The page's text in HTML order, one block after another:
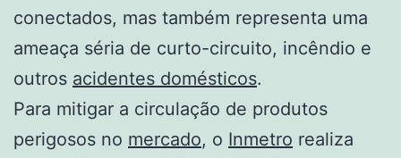
conectados, mas também representa uma
ameaça séria de curto-circuito, incêndio e
outros acidentes domésticos.
Para mitigar a circulação de produtos
perigosos no mercado, o Inmetro realiza